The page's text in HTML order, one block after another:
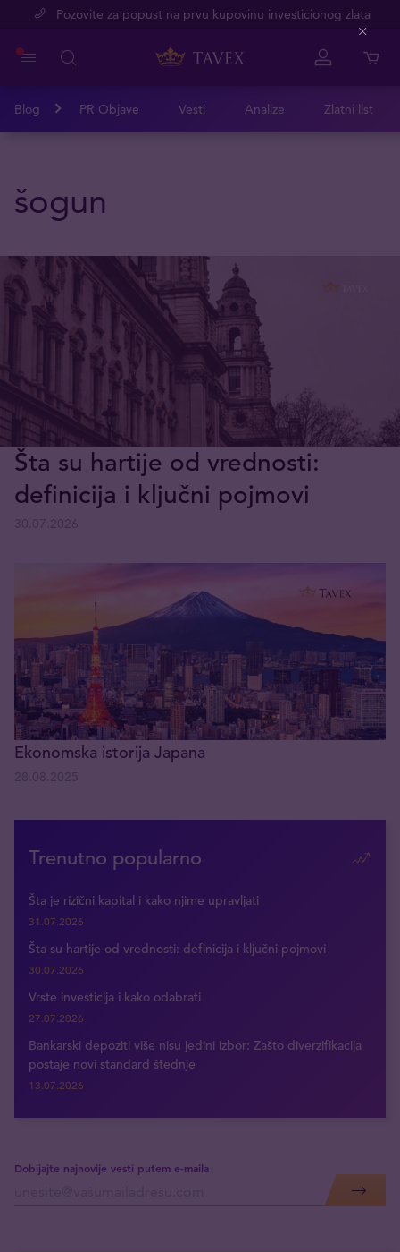
Pozovite za popust na prvu kupovinu investicionog zlata
Blog PR Objave Vesti Analize Zlatni list
šogun
Šta su hartije od vrednosti:
definicija i ključni pojmovi
Ekonomska istorija Japana
Trenutno popularno
Šta je rizični kapital i kako njime upravljati
31.07.2026
Šta su hartije od vrednosti: definicija i ključni pojmovi
30.07.2026
Vrste investicija i kako odabrati
27.07.2026
Bankarski depoziti više nisu jedini izbor: Zašto diverzifikacija
postaje novi standard štednje
13.07.2026
Dobijajte najnovije vesti putem e-maila
Close